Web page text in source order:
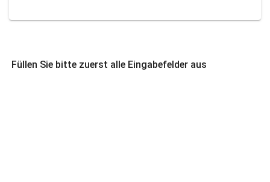
Füllen Sie bitte zuerst alle Eingabefelder aus